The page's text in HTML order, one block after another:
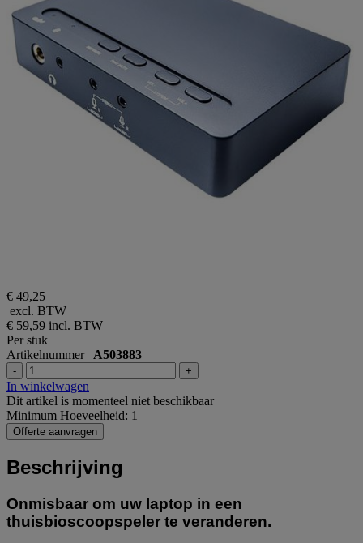
€ 49,25
excl. BTW
€ 59,59 incl. BTW
Per stuk
Artikelnummer A503883
- +
In winkelwagen
Dit artikel is momenteel niet beschikbaar
Minimum Hoeveelheid: 1
Offerte aanvragen
Beschrijving
Onmisbaar om uw laptop in een
thuisbioscoopspeler te veranderen.